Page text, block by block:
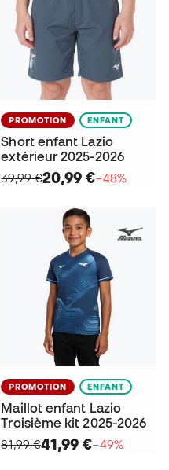
PROMOTION ENFANT
Short enfant Lazio
extérieur 2025-2026
39,99 €20,99 €−48%
PROMOTION ENFANT
Maillot enfant Lazio
Troisième kit 2025-2026
81,99 €41,99 €−49%